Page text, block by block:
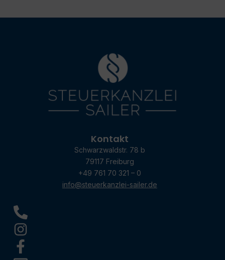
Kontakt
Schwarzwaldstr. 78 b
79117 Freiburg
+49 761 70 321 – 0
info@steuerkanzlei-sailer.de